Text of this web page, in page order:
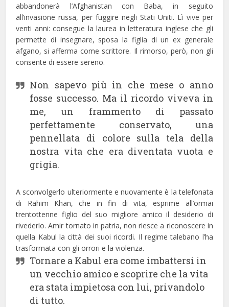
abbandonerà l’Afghanistan con Baba, in seguito
all’invasione russa, per fuggire negli Stati Uniti. Lì vive per
venti anni: consegue la laurea in letteratura inglese che gli
permette di insegnare, sposa la figlia di un ex generale
afgano, si afferma come scrittore. Il rimorso, però, non gli
consente di essere sereno.
Non sapevo più in che mese o anno
fosse successo. Ma il ricordo viveva in
me, un frammento di passato
perfettamente conservato, una
pennellata di colore sulla tela della
nostra vita che era diventata vuota e
grigia.
A sconvolgerlo ulteriormente e nuovamente è la telefonata
di Rahim Khan, che in fin di vita, esprime all’ormai
trentottenne figlio del suo migliore amico il desiderio di
rivederlo. Amir tornato in patria, non riesce a riconoscere in
quella Kabul la città dei suoi ricordi. Il regime talebano l’ha
trasformata con gli orrori e la violenza.
Tornare a Kabul era come imbattersi in
un vecchio amico e scoprire che la vita
era stata impietosa con lui, privandolo
di tutto.